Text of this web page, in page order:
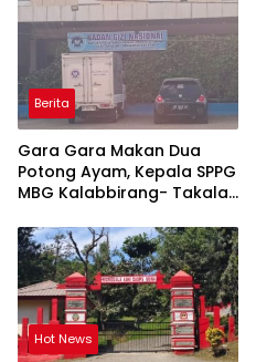
Berita
Gara Gara Makan Dua
Potong Ayam, Kepala SPPG
MBG Kalabbirang- Takalar
Hot News